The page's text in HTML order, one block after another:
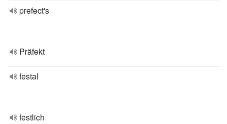
prefect's
Präfekt
festal
festlich